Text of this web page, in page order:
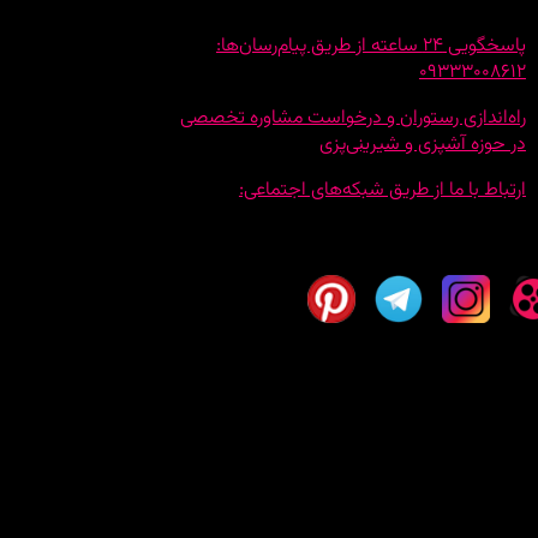
پاسخگویی 24 ساعته از طریق پیام‌رسان‌ها:
09333008612
راه‌اندازی رستوران و درخواست مشاوره تخصصی
در حوزه آشپزی و شیرینی‌پزی
ارتباط با ما از طریق شبکه‌های اجتماعی: